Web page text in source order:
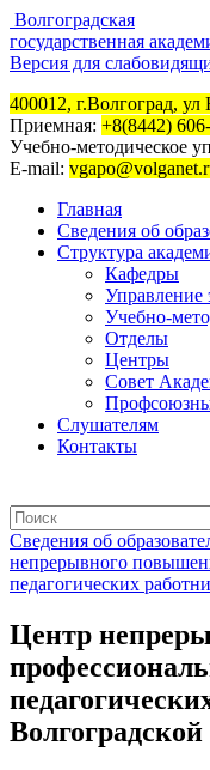
Волгоградская
государственная
Версия для
400012, г.Волгоград,
Приемная: +8(8442)
Учебно-методическое
E-mail:
Главная
Сведения об
Структура
Кафедры
Управление
Учебно-
Отделы
Центры
Совет
Слушателям
Контакты
Сведения об
непрерывного
педагогических
Центр
Волгоградской